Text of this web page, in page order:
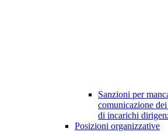
Sanzioni per
comunicazione
di incarichi
Posizioni organizzative